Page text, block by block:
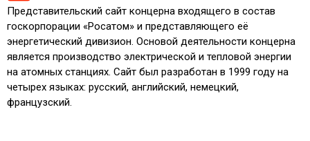
Представительский сайт концерна входящего в состав
госкорпорации «Росатом» и представляющего её
энергетический дивизион. Основой деятельности концерна
является производство электрической и тепловой энергии
на атомных станциях. Сайт был разработан в 1999 году на
четырех языках: русский, английский, немецкий,
французский.